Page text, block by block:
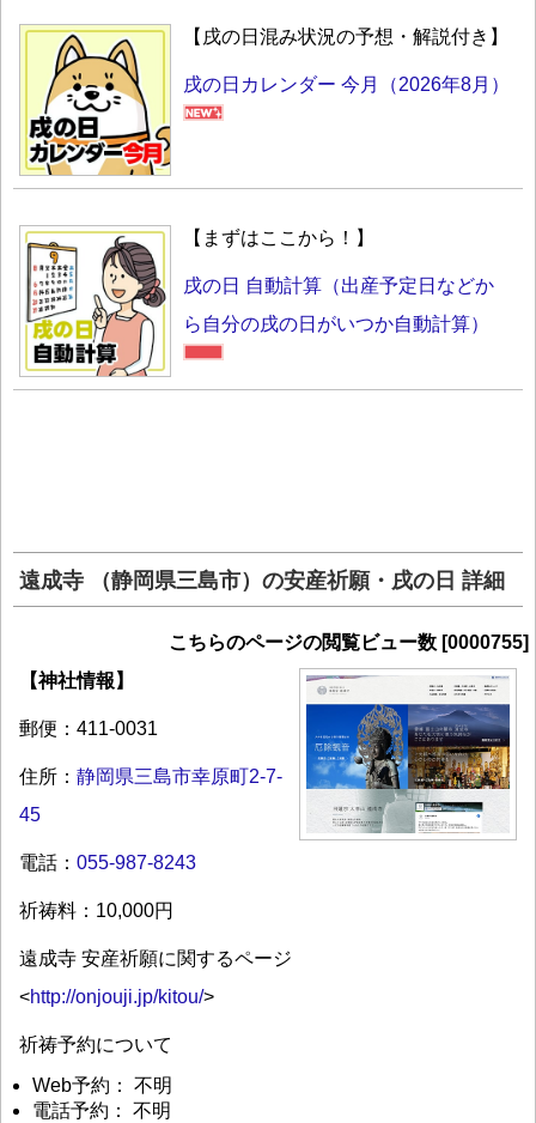
【戌の日混み状況の予想・解説付き】
戌の日カレンダー 今月（2026年8月）
【まずはここから！】
戌の日 自動計算（出産予定日などか
ら自分の戌の日がいつか自動計算）
遠成寺 （静岡県三島市）の安産祈願・戌の日 詳細
こちらのページの閲覧ビュー数 [0000755]
【神社情報】
郵便：411-0031
住所： 静岡県三島市幸原町2-7-
45
電話： 055-987-8243
祈祷料：10,000円
遠成寺 安産祈願に関するページ
<http://onjouji.jp/kitou/>
祈祷予約について
Web予約： 不明
電話予約： 不明